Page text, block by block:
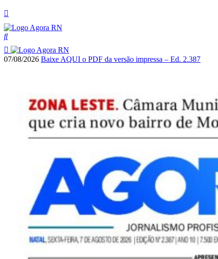
07/08/2026 Baixe AQUI o PDF da versão impressa – Ed. 2.387